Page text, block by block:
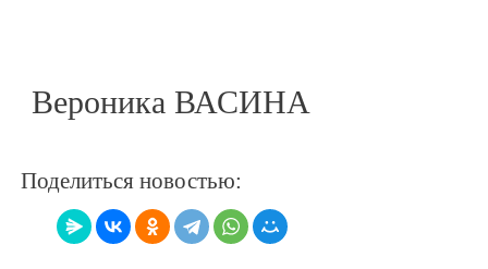
Вероника ВАСИНА
Поделиться новостью: